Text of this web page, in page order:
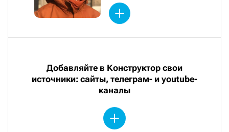
Добавляйте в Конструктор свои
источники: сайты, телеграм- и youtube-
каналы